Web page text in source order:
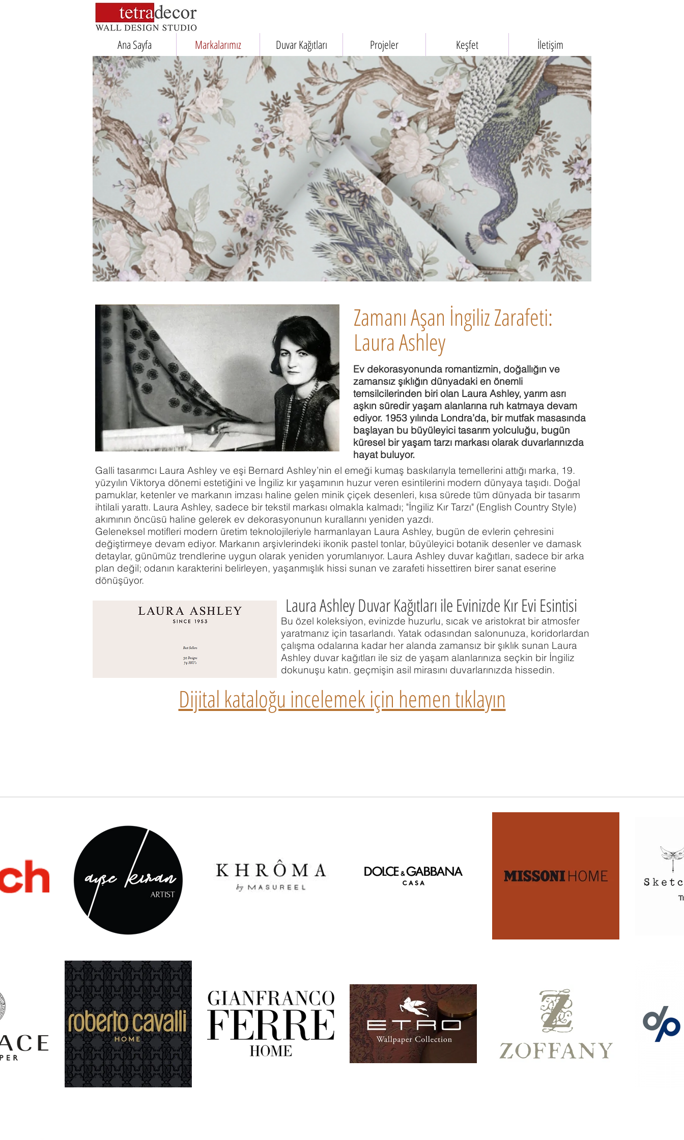
Ana Sayfa Markalarımız Duvar Kağıtları Projeler Keşfet İletişim
Zamanı Aşan İngiliz Zarafeti:
Laura Ashley
Ev dekorasyonunda romantizmin, doğallığın ve
zamansız şıklığın dünyadaki en önemli
temsilcilerinden biri olan Laura Ashley, yarım asrı
aşkın süredir yaşam alanlarına ruh katmaya devam
ediyor. 1953 yılında Londra’da, bir mutfak masasında
başlayan bu büyüleyici tasarım yolculuğu, bugün
küresel bir yaşam tarzı markası olarak duvarlarınızda
hayat buluyor.
Galli tasarımcı Laura Ashley ve eşi Bernard Ashley’nin el emeği kumaş baskılarıyla temellerini attığı marka, 19.
yüzyılın Viktorya dönemi estetiğini ve İngiliz kır yaşamının huzur veren esintilerini modern dünyaya taşıdı. Doğal
pamuklar, ketenler ve markanın imzası haline gelen minik çiçek desenleri, kısa sürede tüm dünyada bir tasarım
ihtilali yarattı. Laura Ashley, sadece bir tekstil markası olmakla kalmadı; "İngiliz Kır Tarzı" (English Country Style)
akımının öncüsü haline gelerek ev dekorasyonunun kurallarını yeniden yazdı.
Geleneksel motifleri modern üretim teknolojileriyle harmanlayan Laura Ashley, bugün de evlerin çehresini
değiştirmeye devam ediyor. Markanın arşivlerindeki ikonik pastel tonlar, büyüleyici botanik desenler ve damask
detaylar, günümüz trendlerine uygun olarak yeniden yorumlanıyor. Laura Ashley duvar kağıtları, sadece bir arka
plan değil; odanın karakterini belirleyen, yaşanmışlık hissi sunan ve zarafeti hissettiren birer sanat eserine
dönüşüyor.
Laura Ashley Duvar Kağıtları ile Evinizde Kır Evi Esintisi
Bu özel koleksiyon, evinizde huzurlu, sıcak ve aristokrat bir atmosfer
yaratmanız için tasarlandı. Yatak odasından salonunuza, koridorlardan
çalışma odalarına kadar her alanda zamansız bir şıklık sunan Laura
Ashley duvar kağıtları ile siz de yaşam alanlarınıza seçkin bir İngiliz
dokunuşu katın. geçmişin asil mirasını duvarlarınızda hissedin.
Dijital kataloğu incelemek için hemen tıklayın